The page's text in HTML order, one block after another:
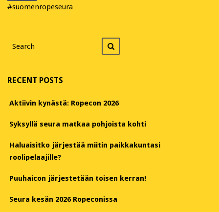
#suomenropeseura
for
RECENT POSTS
Aktiivin kynästä: Ropecon 2026
Syksyllä seura matkaa pohjoista kohti
Haluaisitko järjestää miitin paikkakuntasi
roolipelaajille?
Puuhaicon järjestetään toisen kerran!
Seura kesän 2026 Ropeconissa